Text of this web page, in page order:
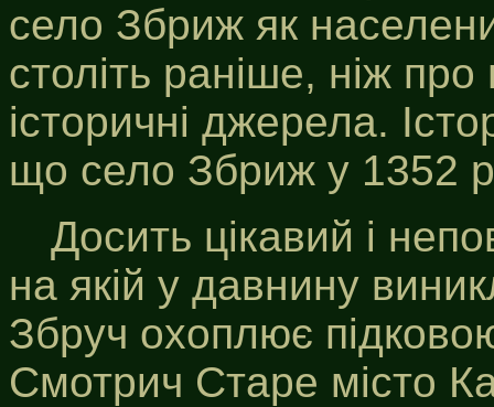
село Збриж як
століть раніше, ніж про
історичні джерела.
що село Збриж у 1352
Досить цікавий і
на якій у давнину
Збруч охоплює
Смотрич Старе місто